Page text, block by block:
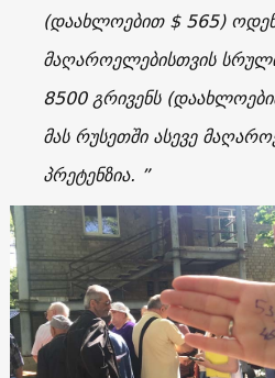
(დაახლოებით $ 565)
მაღაროელებისთვის
8500 გრივენს
მას რუსეთში ასევე
პრეტენზია. ”